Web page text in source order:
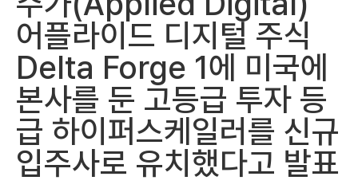
어플라이드 디지털 주식
Delta Forge 1에 미국에
본사를 둔 고등급 투자 등
급 하이퍼스케일러를 신규
입주사로 유치했다고 발표